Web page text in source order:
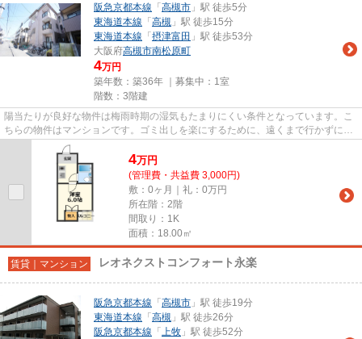
阪急京都本線 「 高槻市 」駅 徒歩5分
東海道本線 「 高槻 」駅 徒歩15分
東海道本線 「 摂津富田 」駅 徒歩53分
大阪府高槻市南松原町
4万円
築年数：築36年 ｜募集中： 1室
階数：3階建
陽当たりが良好な物件は梅雨時期の湿気もたまりにくい条件となっています。こ
ちらの物件はマンションです。ゴミ出しを楽にするために、遠くまで行かずに済
むゴミ置き場を共用部に付け...
4万円
(管理費・共益費 3,000円)
敷：0ヶ月｜礼：0万円
所在階：2階
間取り：1K
面積：18.00㎡
賃貸｜マンション レオネクストコンフォート永楽
阪急京都本線 「 高槻市 」駅 徒歩19分
東海道本線 「 高槻 」駅 徒歩26分
阪急京都本線 「 上牧 」駅 徒歩52分